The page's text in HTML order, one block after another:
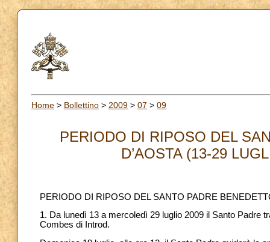
Home > Bollettino > 2009 > 07 > 09
PERIODO DI RIPOSO DEL
D’AOSTA (13-29
PERIODO DI RIPOSO DEL SANTO PADRE
1. Da lunedì 13 a mercoledì 29 luglio 2009 il Santo Padre
Combes di Introd.